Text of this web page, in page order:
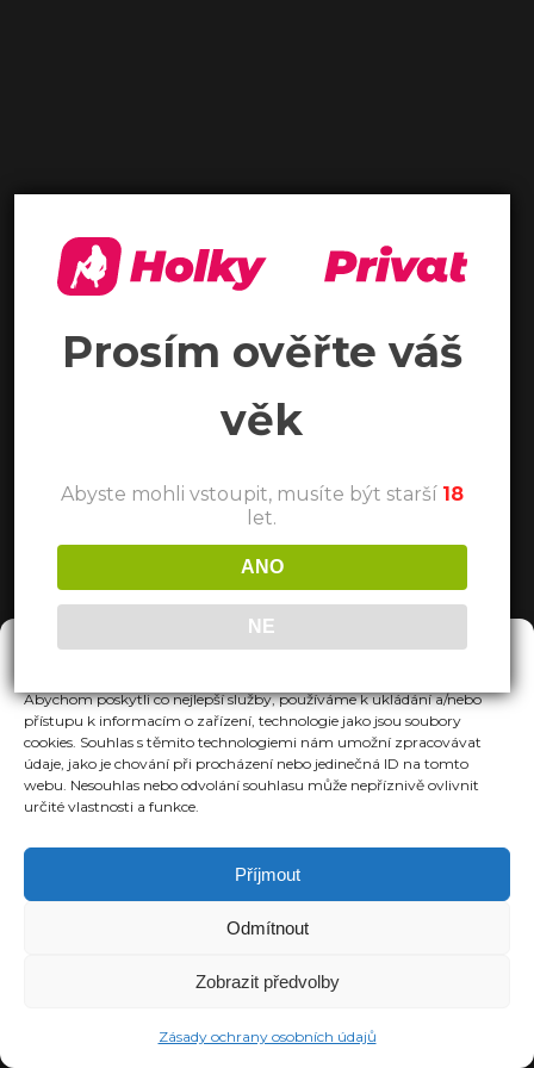
Spravovat Souhlas
Abychom poskytli co nejlepší služby, používáme k ukládání a/nebo
přístupu k informacím o zařízení, technologie jako jsou soubory
cookies. Souhlas s těmito technologiemi nám umožní zpracovávat
údaje, jako je chování při procházení nebo jedinečná ID na tomto
webu. Nesouhlas nebo odvolání souhlasu může nepříznivě ovlivnit
určité vlastnosti a funkce.
Příjmout
Odmítnout
Zobrazit předvolby
Zásady ochrany osobních údajů
Prosím ověřte váš
věk
Abyste mohli vstoupit, musíte být starší 18
let.
ANO
NE